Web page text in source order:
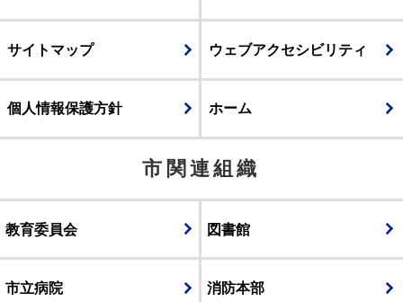
サイトマップ ウェブアクセシビリティ
個人情報保護方針 ホーム
市関連組織
教育委員会 図書館
市立病院 消防本部